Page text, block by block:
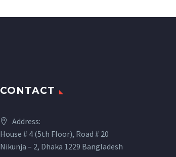
CONTACT
Address:
House # 4 (5th Floor), Road # 20
Nikunja – 2, Dhaka 1229 Bangladesh